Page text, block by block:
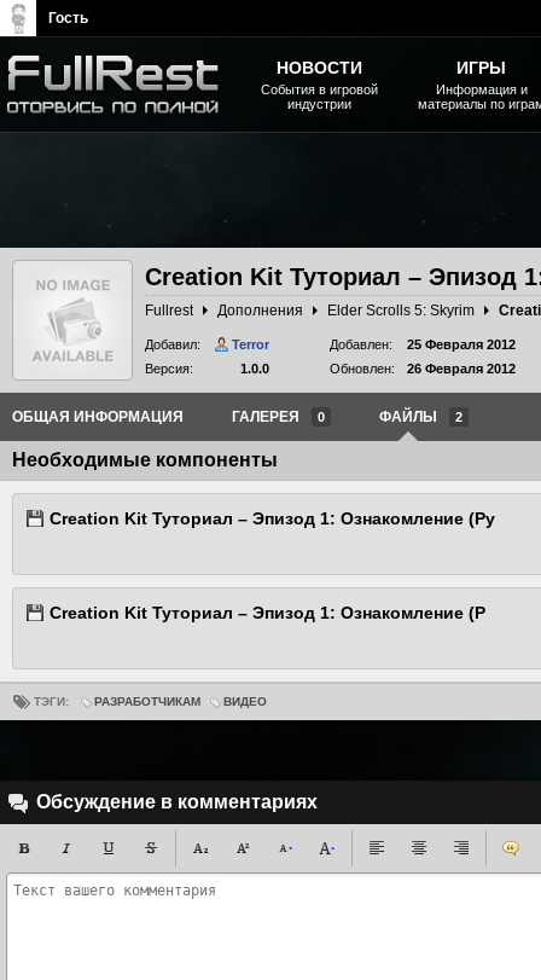
Creation Kit Туториал – Эпизод
Fullrest Дополнения Elder Scrolls 5: Skyrim
Добавил:
Terror
Версия:
1.0.0
Добавлен:
25 Февраля 2012
Обновлен:
26 Февраля 2012
ОБЩАЯ ИНФОРМАЦИЯ ГАЛЕРЕЯ 0 ФАЙЛЫ 2
Необходимые компоненты
Creation Kit Туториал – Эпизод 1: Ознакомление (Ру
Creation Kit Туториал – Эпизод 1: Ознакомление (Р
ТЭГИ: РАЗРАБОТЧИКАМ ВИДЕО
Обсуждение в комментариях
НОВОСТИ
События в игровой
индустрии
ИГРЫ
Информация и
материалы по
Гость